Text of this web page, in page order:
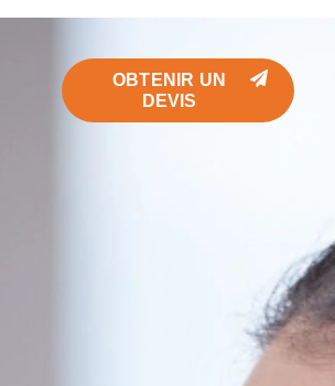
OBTENIR UN
DEVIS